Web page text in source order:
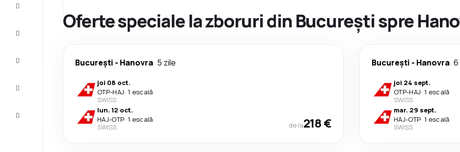
Oferte speciale la zboruri din București spre
București - Hanovra 5 zile
joi 08 oct.
OTP-HAJ· 1 escală
SWISS
lun. 12 oct.
HAJ-OTP· 1 escală
SWISS
de la218 €
București - Hanovra 6
joi 24 sept.
OTP-HAJ· 1 escală
SWISS
mar. 29 sept.
HAJ-OTP· 1 escală
SWISS